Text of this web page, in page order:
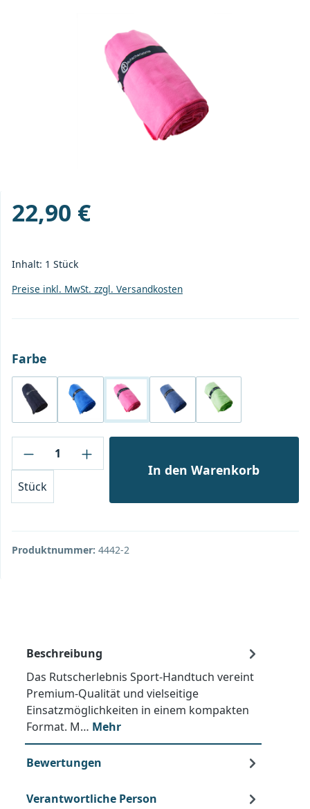
Regulärer Preis:
22,90 €
Inhalt: 1 Stück
Preise inkl. MwSt. zzgl. Versandkosten
Farbeauswählen
schwarzblau pink navy grün
Produkt Anzahl: Gib den gewünschten
Stück
In den Warenkorb
Produktnummer: 4442-2
Beschreibung
Das Rutscherlebnis Sport-Handtuch vereint
Premium-Qualität und vielseitige
Einsatzmöglichkeiten in einem kompakten
Format. M… Mehr
Bewertungen
Verantwortliche Person